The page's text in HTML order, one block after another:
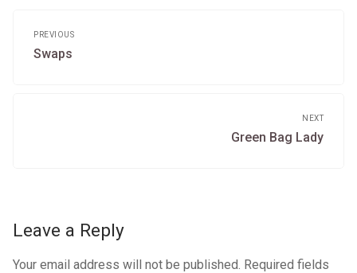
navigation
PREVIOUS
Previous
Swaps
NEXT
Next
Green Bag Lady
Leave a Reply
Your email address will not be published. Required fields